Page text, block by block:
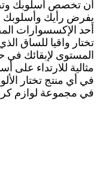
أن تخصص أسلوبك
يفرض رأيك وأسلوبك
أحد الإكسسوارات
تختار واقيا للساق
المستوى لإبقائك
مثالية للارتداء
في أي منتج تختار
في مجموعة لوازم